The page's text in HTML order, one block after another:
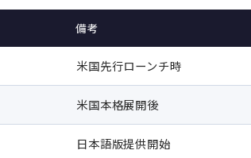
備考
米国先行ローンチ時
米国本格展開後
日本語版提供開始